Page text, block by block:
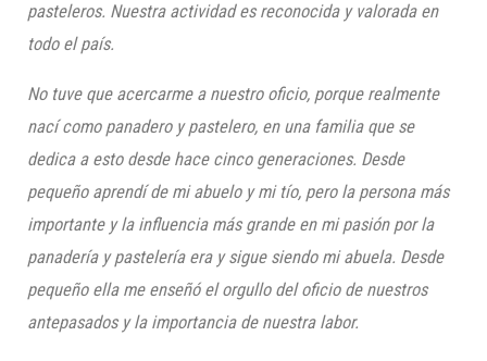
pasteleros. Nuestra actividad es reconocida y valorada en
todo el país.
No tuve que acercarme a nuestro oficio, porque realmente
nací como panadero y pastelero, en una familia que se
dedica a esto desde hace cinco generaciones. Desde
pequeño aprendí de mi abuelo y mi tío, pero la persona más
importante y la influencia más grande en mi pasión por la
panadería y pastelería eray sigue siendo mi abuela. Desde
pequeño ella me enseñó el orgullo del oficio de nuestros
antepasados y la importancia de nuestra labor.